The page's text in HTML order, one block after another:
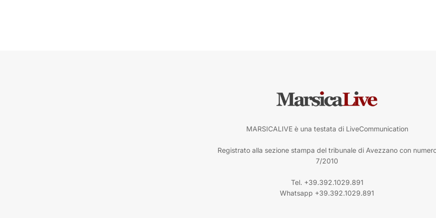
MARSICALIVE è una testata di LiveCommunication
Registrato alla sezione stampa del tribunale di Avezzano con
7/2010
Tel. +39.392.1029.891
Whatsapp +39.392.1029.891